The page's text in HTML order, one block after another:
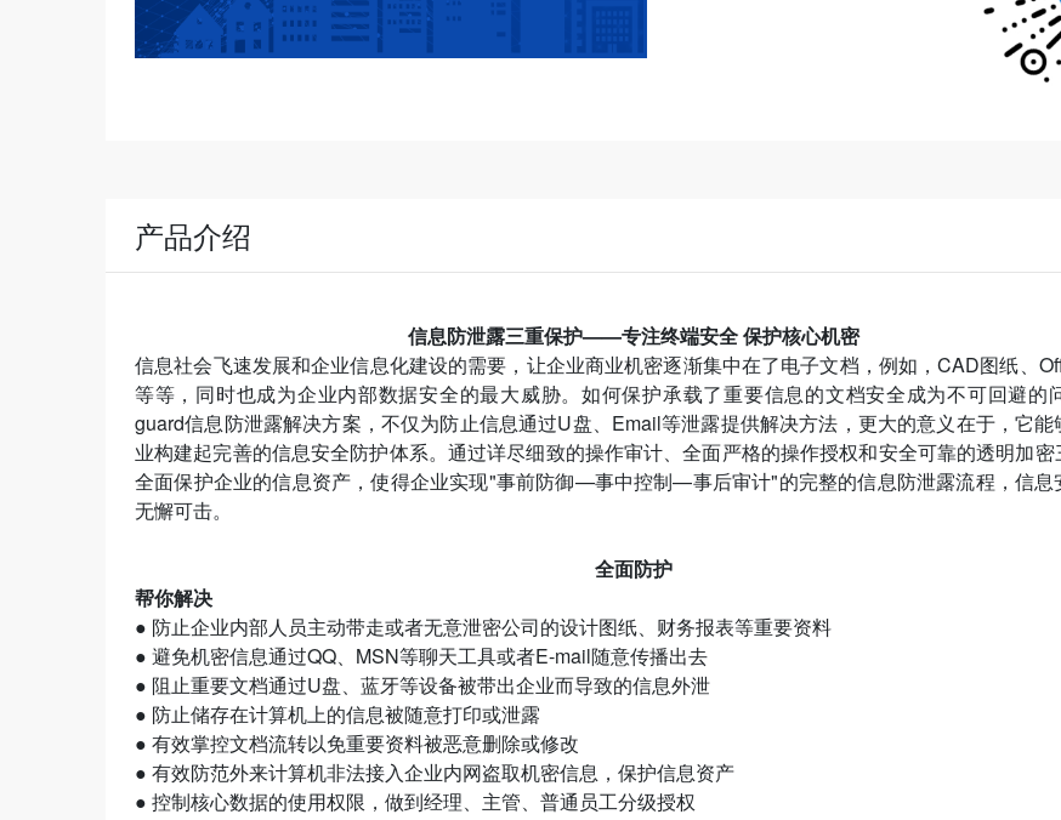
产品介绍
信息防泄露三重保护——专注终端安全 保护核心机密
信息社会飞速发展和企业信息化建设的需要，让企业商业机密逐渐集中在了电子文档，例如，CAD图纸、
等等，同时也成为企业内部数据安全的最大威胁。如何保护承载了重要信息的文档安全成为不可回避的
guard信息防泄露解决方案，不仅为防止信息通过U盘、Email等泄露提供解决方法，更大的意义在于，它能
业构建起完善的信息安全防护体系。通过详尽细致的操作审计、全面严格的操作授权和安全可靠的透明加密
全面保护企业的信息资产，使得企业实现"事前防御—事中控制—事后审计"的完整的信息防泄露流程，信息
无懈可击。
全面防护
帮你解决
● 防止企业内部人员主动带走或者无意泄密公司的设计图纸、财务报表等重要资料
● 避免机密信息通过QQ、MSN等聊天工具或者E-mail随意传播出去
● 阻止重要文档通过U盘、蓝牙等设备被带出企业而导致的信息外泄
● 防止储存在计算机上的信息被随意打印或泄露
● 有效掌控文档流转以免重要资料被恶意删除或修改
● 有效防范外来计算机非法接入企业内网盗取机密信息，保护信息资产
● 控制核心数据的使用权限，做到经理、主管、普通员工分级授权